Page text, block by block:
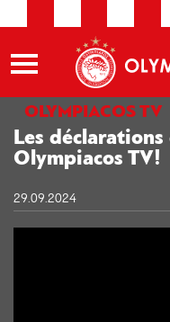
OLYMPIACOS TV
Les déclarations
Olympiacos TV!
29.09.2024